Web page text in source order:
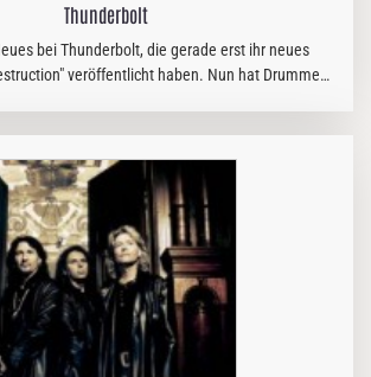
Thunderbolt
bei Thunderbolt, die gerade erst ihr neues
veröffentlicht haben. Nun hat Drummer